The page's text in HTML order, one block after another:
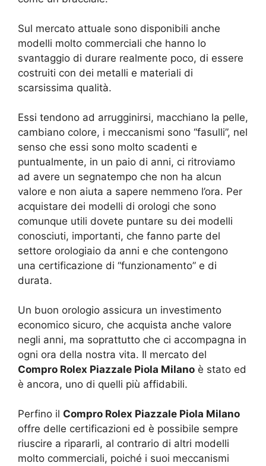
Sul mercato attuale sono disponibili anche
modelli molto commerciali che hanno lo
svantaggio di durare realmente poco, di essere
costruiti con dei metalli e materiali di
scarsissima qualità.
Essi tendono ad arrugginirsi, macchiano la pelle,
cambiano colore, i meccanismi sono “fasulli”, nel
senso che essi sono molto scadenti e
puntualmente, in un paio di anni, ci ritroviamo
ad avere un segnatempo che non ha alcun
valore e non aiuta a sapere nemmeno l’ora. Per
acquistare dei modelli di orologi che sono
comunque utili dovete puntare su dei modelli
conosciuti, importanti, che fanno parte del
settore orologiaio da anni e che contengono
una certificazione di “funzionamento” e di
durata.
Un buon orologio assicura un investimento
economico sicuro, che acquista anche valore
negli anni, ma soprattutto che ci accompagna in
ogni ora della nostra vita. Il mercato del
Compro Rolex Piazzale Piola Milano è stato ed
è ancora, uno di quelli più affidabili.
Perfino il Compro Rolex Piazzale Piola Milano
offre delle certificazioni ed è possibile sempre
riuscire a ripararli, al contrario di altri modelli
molto commerciali, poiché i suoi meccanismi